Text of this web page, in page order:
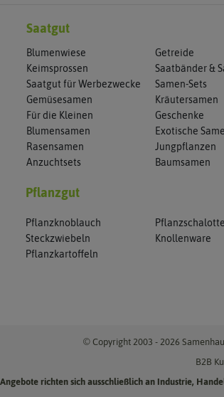
Saatgut
Blumenwiese
Getreide
Keimsprossen
Saatbänder &
Saatgut für Werbezwecke
Samen-Sets
Gemüsesamen
Kräutersamen
Für die Kleinen
Geschenke
Blumensamen
Exotische
Rasensamen
Jungpflanzen
Anzuchtsets
Baumsamen
Pflanzgut
Pflanzknoblauch
Steckzwiebeln
Knollenware
Pflanzkartoffeln
© Copyright 2003 - 2026
B2B
richten sich ausschließlich an Industrie,